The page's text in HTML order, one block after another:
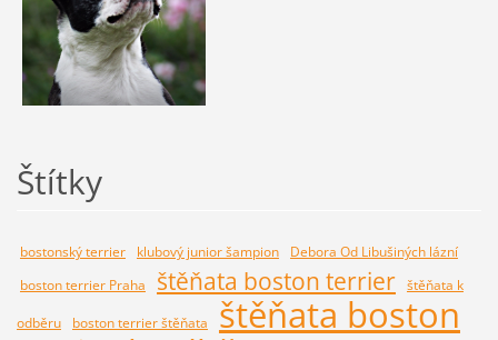
Štítky
bostonský terrier klubový junior šampion
Debora Od Libušiných lázní
boston terrier Praha
štěňata boston terrier štěňata k
odběru
boston terrier štěňata štěňata boston